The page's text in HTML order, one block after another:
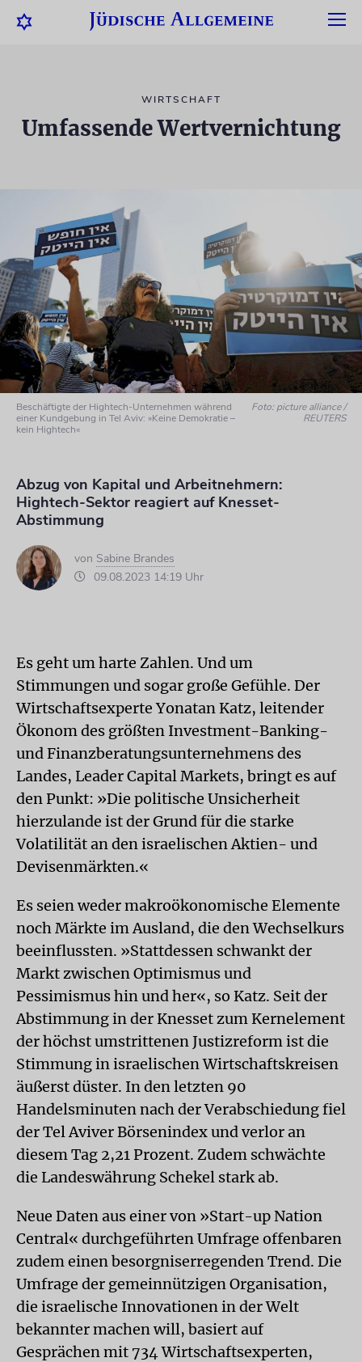
WIRTSCHAFT
Umfassende Wertvernichtung
Beschäftigte der Hightech-Unternehmen während
einer Kundgebung in Tel Aviv: »Keine Demokratie –
kein Hightech«
Foto: picture alliance /
REUTERS
Abzug von Kapital und Arbeitnehmern:
Hightech-Sektor reagiert auf Knesset-
Abstimmung
von Sabine Brandes
09.08.2023 14:19 Uhr
Es geht um harte Zahlen. Und um
Stimmungen und sogar große Gefühle. Der
Wirtschaftsexperte Yonatan Katz, leitender
Ökonom des größten Investment-Banking-
und Finanzberatungsunternehmens des
Landes, Leader Capital Markets, bringt es auf
den Punkt: »Die politische Unsicherheit
hierzulande ist der Grund für die starke
Volatilität an den israelischen Aktien- und
Devisenmärkten.«
Es seien weder makroökonomische Elemente
noch Märkte im Ausland, die den Wechselkurs
beeinflussten. »Stattdessen schwankt der
Markt zwischen Optimismus und
Pessimismus hin und her«, so Katz. Seit der
Abstimmung in der Knesset zum Kernelement
der höchst umstrittenen Justizreform ist die
Stimmung in israelischen Wirtschaftskreisen
äußerst düster. In den letzten 90
Handelsminuten nach der Verabschiedung fiel
der Tel Aviver Börsenindex und verlor an
diesem Tag 2,21 Prozent. Zudem schwächte
die Landeswährung Schekel stark ab.
Neue Daten aus einer von »Start-up Nation
Central« durchgeführten Umfrage offenbaren
zudem einen besorgniserregenden Trend. Die
Umfrage der gemeinnützigen Organisation,
die israelische Innovationen in der Welt
bekannter machen will, basiert auf
Gesprächen mit 734 Wirtschaftsexperten,